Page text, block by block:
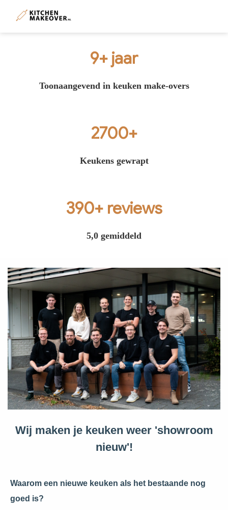
9+ jaar
Toonaangevend in keuken make-overs
2700+
Keukens gewrapt
390+ reviews
5,0 gemiddeld
Wij maken je keuken weer 'showroom
nieuw'!
Waarom een nieuwe keuken als het bestaande nog
goed is?